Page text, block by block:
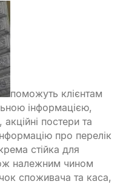
поможуть клієнтам
інформацією,
постери та
про перелік
стійка для
належним чином
споживача та каса,